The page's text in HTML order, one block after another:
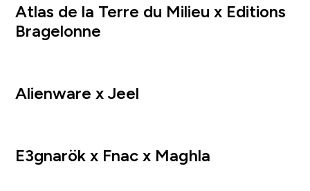
Atlas de la Terre du Milieu x Editions
Bragelonne
Alienware x Jeel
E3gnarök x Fnac x Maghla